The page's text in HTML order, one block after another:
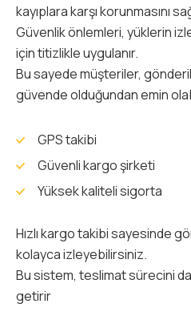
kayıplara karşı korunmasını
Güvenlik önlemleri, yüklerin
için titizlikle uygulanır.
Bu sayede müşteriler,
güvende olduğundan emin
GPS takibi
Güvenli kargo şirketi
Yüksek kaliteli sigorta
Hızlı kargo takibi sayesinde
kolayca izleyebilirsiniz.
Bu sistem, teslimat sürecini
getirir